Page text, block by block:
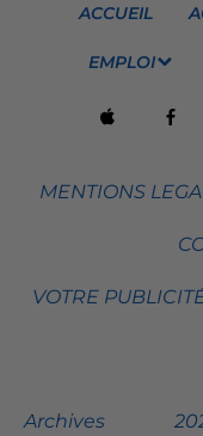
ACCUEIL
EMPLOI
MENTIONS
VOTRE
Archives